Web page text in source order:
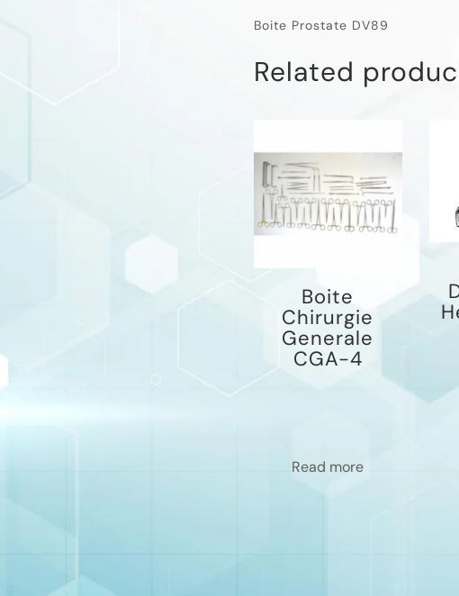
Boite Prostate DV89
Related
Boite
Chirurgie
Generale
CGA-4
Read more